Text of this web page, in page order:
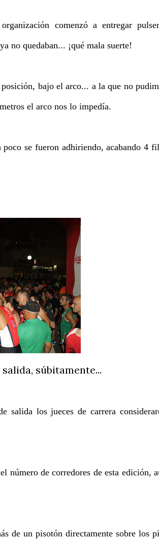
comenzó a entregar
no quedaban... ¡qué mala suerte!
bajo el arco... a la que no
el arco nos lo impedía.
se fueron adhiriendo, acabando 4
súbitamente...
salida los jueces de carrera
número de corredores de esta edición,
de un pisotón directamente sobre los